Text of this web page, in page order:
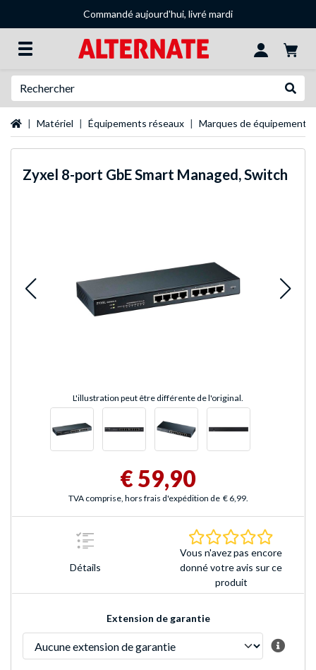
Commandé aujourd'hui, livré mardi
Page d'accueil
Matériel Équipements réseaux Marques de équipements
Zyxel 8-port GbE Smart Managed, Switch
L'illustration peut être différente de l'original.
€ 59,90
TVA comprise, hors frais d'expédition de € 6,99.
Détails
Vous n'avez pas encore
donné votre avis sur ce
produit
Extension de garantie